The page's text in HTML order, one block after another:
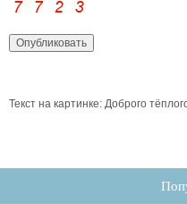
Текст на картинке: Доброго